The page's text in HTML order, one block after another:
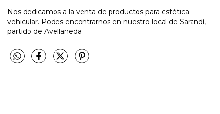
Nos dedicamos a la venta de productos para estética
vehicular. Podes encontrarnos en nuestro local de Sarandí,
partido de Avellaneda.